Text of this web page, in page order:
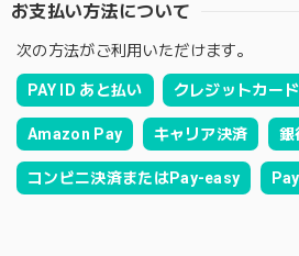
お支払い方法について
次の方法がご利用いただけます。
PAY ID あと払い クレジットカード
Amazon Pay キャリア決済 銀
コンビニ決済またはPay-easy